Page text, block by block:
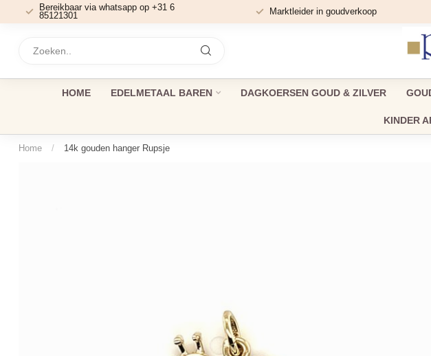
Bereikbaar via whatsapp op +31 6
85121301
Marktleider in goudverkoop
HOME EDELMETAAL BAREN DAGKOERSEN GOUD & ZILVER
KINDER
Home / 14k gouden hanger Rupsje